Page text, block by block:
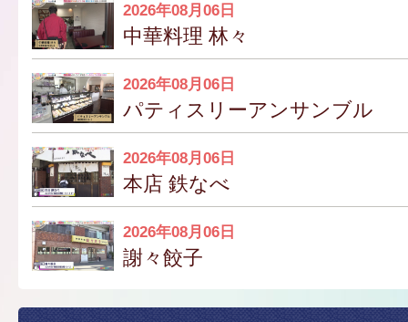
2026年08月06日
中華料理 林々
2026年08月06日
パティスリーアンサンブル
2026年08月06日
本店 鉄なべ
2026年08月06日
謝々餃子